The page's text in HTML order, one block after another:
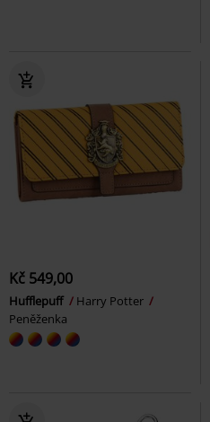
Kč 549,00
Hufflepuff
Harry Potter
Peněženka